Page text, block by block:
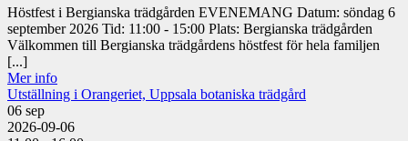
Höstfest i Bergianska trädgården EVENEMANG Datum: söndag 6
september 2026 Tid: 11:00 - 15:00 Plats: Bergianska trädgården
Välkommen till Bergianska trädgårdens höstfest för hela familjen
[...]
Mer info
Utställning i Orangeriet, Uppsala botaniska trädgård
06 sep
2026-09-06